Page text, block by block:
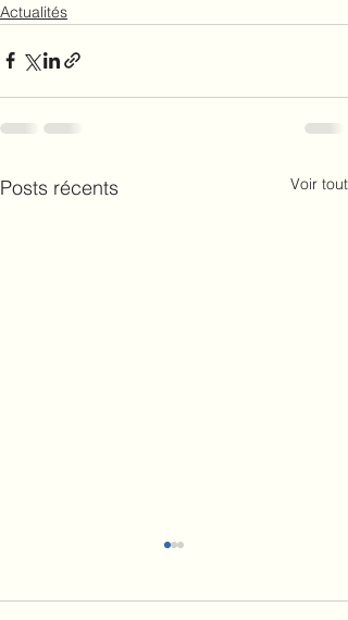
Actualités
Posts récents Voir tout